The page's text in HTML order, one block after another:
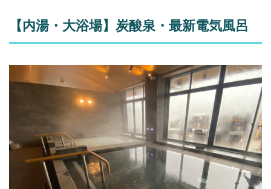
【内湯・大浴場】炭酸泉・最新電気風呂